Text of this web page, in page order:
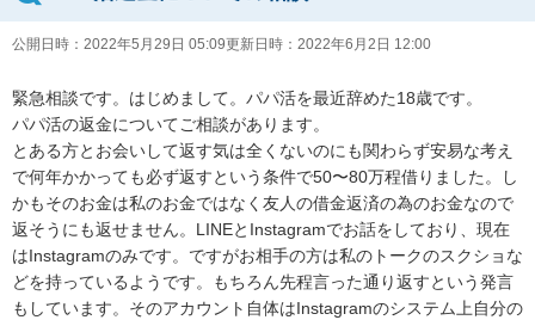
公開日時： 2022年5月29日 05:09更新日時： 2022年6月2日 12:00
緊急相談です。はじめまして。パパ活を最近辞めた18歳です。
パパ活の返金についてご相談があります。
とある方とお会いして返す気は全くないのにも関わらず安易な考え
で何年かかっても必ず返すという条件で50〜80万程借りました。し
かもそのお金は私のお金ではなく友人の借金返済の為のお金なので
返そうにも返せません。LINEとInstagramでお話をしており、現在
はInstagramのみです。ですがお相手の方は私のトークのスクショな
どを持っているようです。もちろん先程言った通り返すという発言
もしています。そのアカウント自体はInstagramのシステム上自分の